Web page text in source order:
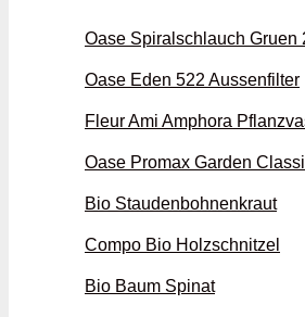
Oase Spiralschlauch Gruen
Oase Eden 522 Aussenfilter
Fleur Ami Amphora
Oase Promax Garden
Bio Staudenbohnenkraut
Compo Bio Holzschnitzel
Bio Baum Spinat